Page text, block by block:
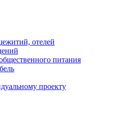
отелей
питания
проекту